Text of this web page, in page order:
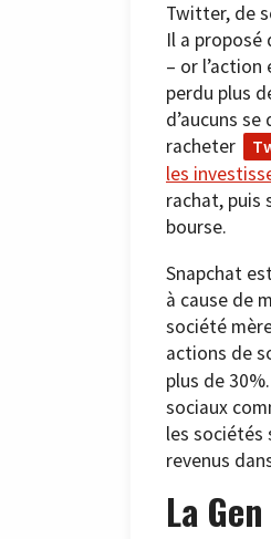
Twitter, de
Il a proposé
– or l’action
perdu plus
d’aucuns
racheter
les
rachat, puis
bourse.
Snapchat
à cause de
société
actions de
plus de
sociaux
les sociétés
revenus
La